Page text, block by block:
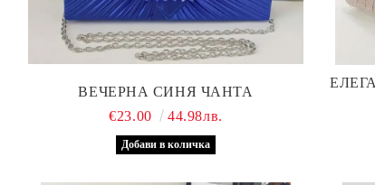
ВЕЧЕРНА СИНЯ ЧАНТА
€23.00
44.98лв.